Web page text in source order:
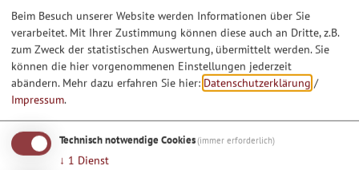
08.02.27
Kinderfasching der
Dorfgemeinschaft Dunsdorf
Beim Besuch unserer Website werden Informationen über Sie
verarbeitet. Mit Ihrer Zustimmung können diese auch an Dritte, z.B.
zum Zweck der statistischen Auswertung, übermittelt werden. Sie
können die hier vorgenommenen Einstellungen jederzeit
abändern. Mehr dazu erfahren Sie hier: Datenschutzerklärung /
Impressum.
Technisch notwendige Cookies(immer erforderlich)
↓ 1 Dienst